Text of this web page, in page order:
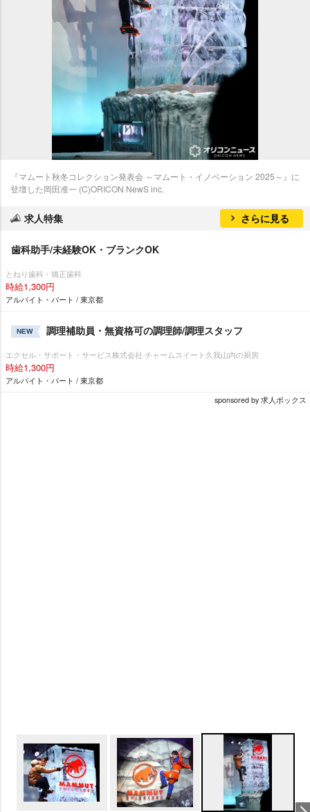
『マムート秋冬コレクション発表会 ～マムート・イノベーション 2025～』に
登壇した岡田准一 (C)ORICON NewS inc.
求人特集 さらに見る
歯科助手/未経験OK・ブランクOK
とねり歯科・矯正歯科
時給1,300円
アルバイト・パート / 東京都
NEW 調理補助員・無資格可の調理師/調理スタッフ
エクセル・サポート・サービス株式会社 チャームスイート久我山内の厨房
時給1,300円
アルバイト・パート / 東京都
sponsored by 求人ボックス